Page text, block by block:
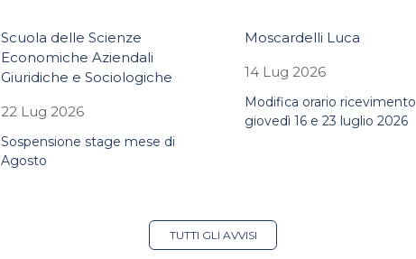
Scuola delle Scienze
Economiche Aziendali
Giuridiche e Sociologiche
22 Lug 2026
Sospensione stage mese di
Agosto
Moscardelli Luca
14 Lug 2026
Modifica orario ricevimento
giovedì 16 e 23 luglio 2026
TUTTI GLI AVVISI